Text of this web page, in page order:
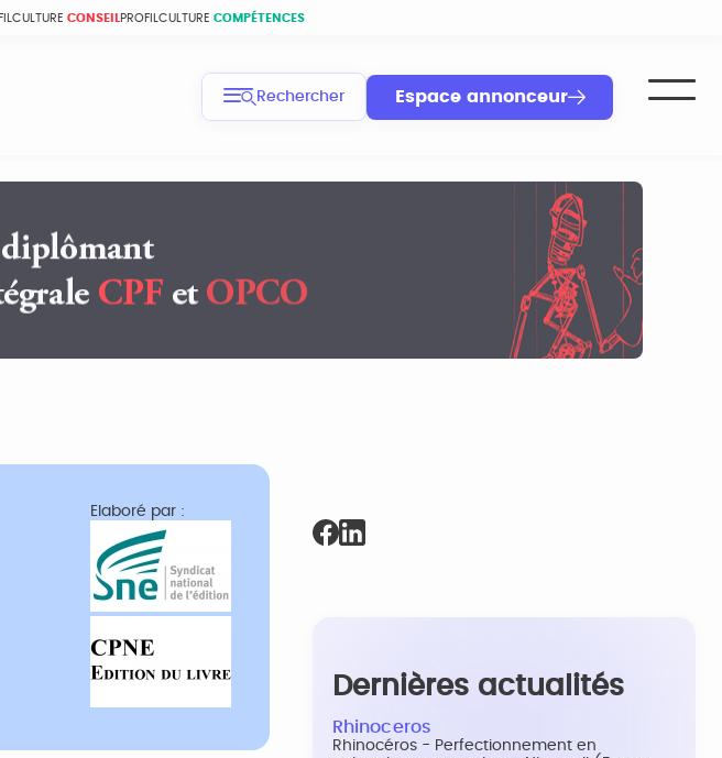
CONSEIL PROFILCULTURE COMPÉTENCES
Rechercher Espace annonceur
Elaboré par :
Dernières actualités
Rhinoceros
Rhinocéros - Perfectionnement en